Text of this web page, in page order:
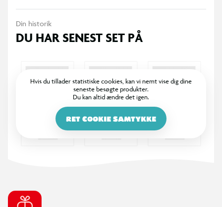
Din historik
DU HAR SENEST SET PÅ
Hvis du tillader statistiske cookies, kan vi nemt vise dig dine
seneste besøgte produkter.
Du kan altid ændre det igen.
RET COOKIE SAMTYKKE